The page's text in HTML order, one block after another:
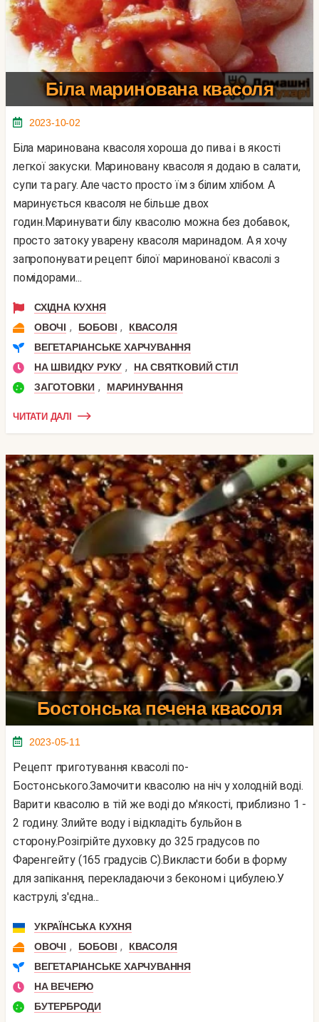
Біла маринована квасоля
2023-10-02
Біла маринована квасоля хороша до пива і в якості
легкої закуски. Мариновану квасоля я додаю в салати,
супи та рагу. Але часто просто їм з білим хлібом. А
маринується квасоля не більше двох
годин.Маринувати білу квасолю можна без добавок,
просто затоку уварену квасоля маринадом. А я хочу
запропонувати рецепт білої маринованої квасолі з
помідорами...
СХІДНА КУХНЯ
ОВОЧІ , БОБОВІ ,
КВАСОЛЯ
ВЕГЕТАРІАНСЬКЕ ХАРЧУВАННЯ
НА ШВИДКУ РУКУ ,
НА СВЯТКОВИЙ СТІЛ
ЗАГОТОВКИ , МАРИНУВАННЯ
ЧИТАТИ ДАЛІ
Бостонська печена квасоля
2023-05-11
Рецепт приготування квасолі по-
Бостонського.Замочити квасолю на ніч у холодній воді.
Варити квасолю в тій же воді до м'якості, приблизно 1 -
2 годину. Злийте воду і відкладіть бульйон в
сторону.Розігрійте духовку до 325 градусов по
Фаренгейту (165 градусів С).Викласти боби в форму
для запікання, перекладаючи з беконом і цибулею.У
каструлі, з'єдна...
УКРАЇНСЬКА КУХНЯ
ОВОЧІ , БОБОВІ ,
КВАСОЛЯ
ВЕГЕТАРІАНСЬКЕ ХАРЧУВАННЯ
НА ВЕЧЕРЮ
БУТЕРБРОДИ